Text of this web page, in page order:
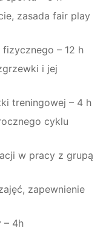
zasada fair play
– 12 h
i jej
treningowej – 4 h
cyklu
w pracy z grupą
zapewnienie
– 4h